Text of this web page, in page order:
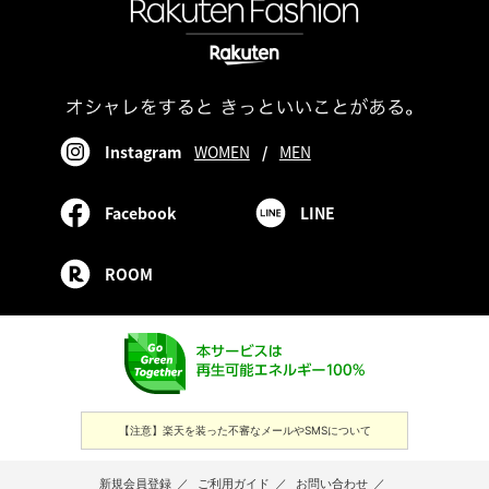
Instagram WOMEN / MEN
Facebook LINE
ROOM
【注意】楽天を装った不審なメールやSMSについて
新規会員登録 ／ ご利用ガイド ／ お問い合わせ ／